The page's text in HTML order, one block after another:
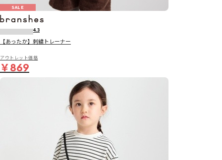
SALE
4.3
【あったか】刺繍トレーナー
アウトレット価格
￥869